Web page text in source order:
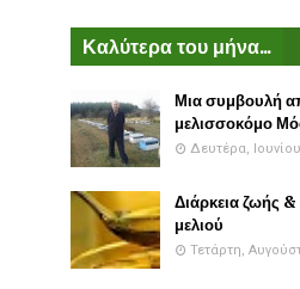
Καλύτερα του μήνα...
Μια συμβουλή
μελισσοκόμο
Δευτέρα,
Διάρκεια ζωής
μελιού
Τετάρτη,